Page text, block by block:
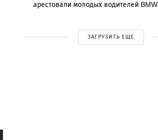
арестовали молодых водителей BMW
ЗАГРУЗИТЬ ЕЩЕ